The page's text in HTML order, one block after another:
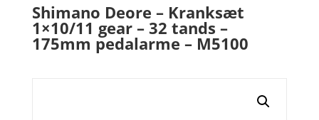
Shimano Deore – Kranksæt
1×10/11 gear – 32 tands –
175mm pedalarme – M5100